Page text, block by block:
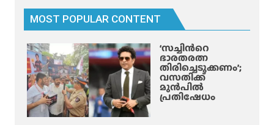
MOST POPULAR CONTENT
‘സച്ചിന്‍റെ
ഭാരതരത്ന
തിരിച്ചെടുക്കണം’;
വസതിക്ക്
മുൻപിൽ
പ്രതിഷേധം